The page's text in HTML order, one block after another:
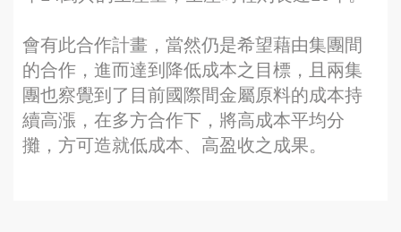
會有此合作計畫，當然仍是希望藉由集團間
的合作，進而達到降低成本之目標，且兩集
團也察覺到了目前國際間金屬原料的成本持
續高漲，在多方合作下，將高成本平均分
攤，方可造就低成本、高盈收之成果。